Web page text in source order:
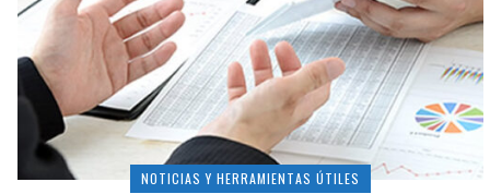
NOTICIAS Y HERRAMIENTAS ÚTILES